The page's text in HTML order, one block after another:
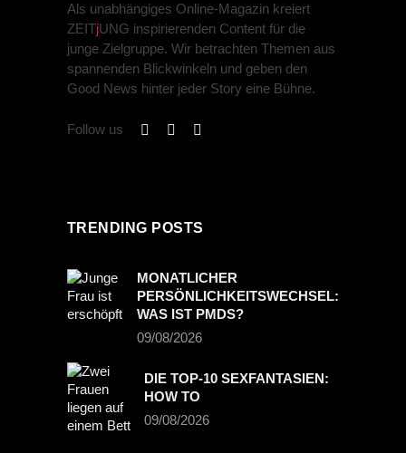
Als unabhängiges Online-Magazin kreiert
ZEITjUNG inspirierenden Content für die
junge Zielgruppe. Wir betrachten Themen aus
spannenden Blickwinkeln und geben den
Good News hinter jeder Story eine Bühne.
Follow us
TRENDING POSTS
MONATLICHER
PERSÖNLICHKEITSWECHSEL:
WAS IST PMDS?
09/08/2026
DIE TOP-10 SEXFANTASIEN:
HOW TO
09/08/2026